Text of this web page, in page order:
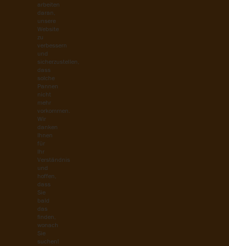
arbeiten
daran,
unsere
Website
zu
verbessern
und
sicherzustellen,
dass
solche
Pannen
nicht
mehr
vorkommen.
Wir
danken
Ihnen
für
Ihr
Verständnis
und
hoffen,
dass
Sie
bald
das
finden,
wonach
Sie
suchen!